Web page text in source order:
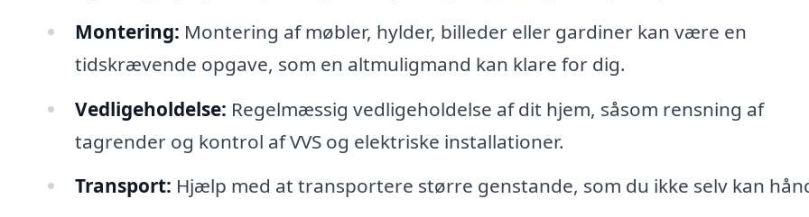
Montering: Montering af møbler, hylder, billeder eller gardiner kan være en
tidskrævende opgave, som en altmuligmand kan klare for dig.
Vedligeholdelse: Regelmæssig vedligeholdelse af dit hjem, såsom rensning af
tagrender og kontrol af VVS og elektriske installationer.
Transport: Hjælp med at transportere større genstande, som du ikke selv kan